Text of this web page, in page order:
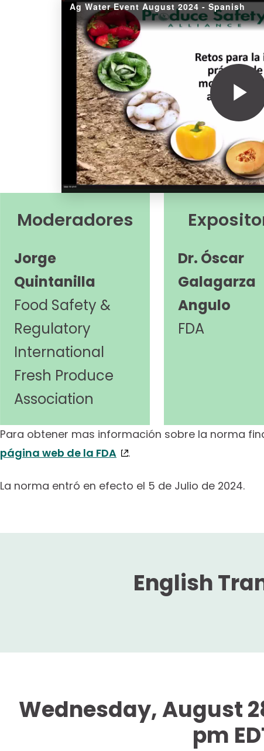
Ag Water Event August 2024 - Spanish
Moderadores
Jorge
Quintanilla
Food Safety &
Regulatory
International
Fresh Produce
Association
Dr. Óscar
Galagarza
Angulo
FDA
Para obtener mas información sobre la norma
página web de la FDA
.
La norma entró en efecto el 5 de Julio de 2024.
English
Wednesday, August
pm